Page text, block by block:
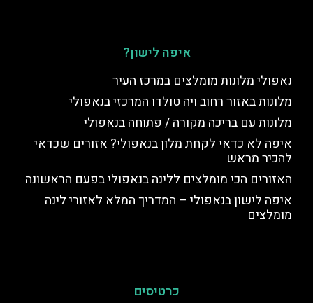
איפה לישון?
נאפולי מלונות מומלצים במרכז העיר
מלונות באזור רחוב ויה טולדו המרכזי בנאפולי
מלונות עם בריכה מקורה / פתוחה בנאפולי
איפה לא כדאי לקחת מלון בנאפולי? אזורים שכדאי
להכיר מראש
האזורים הכי מומלצים ללינה בנאפולי בפעם הראשונה
איפה לישון בנאפולי – המדריך המלא לאזורי לינה
מומלצים
כרטיסים